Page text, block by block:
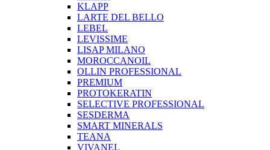
KLAPP
LARTE DEL BELLO
LEBEL
LEVISSIME
LISAP MILANO
MOROCCANOIL
OLLIN PROFESSIONAL
PREMIUM
PROTOKERATIN
SELECTIVE PROFESSIONAL
SESDERMA
SMART MINERALS
TEANA
VIVANEL